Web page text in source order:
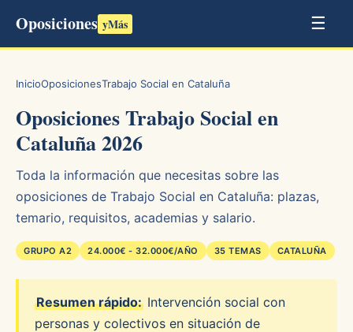
Oposiciones yMás ☰
InicioOposicionesTrabajo Social en Cataluña
Oposiciones Trabajo Social en
Cataluña 2026
Toda la información que necesitas sobre las
oposiciones de Trabajo Social en Cataluña: plazas,
temario, requisitos, academias y salario.
GRUPO A2 24.000€ - 32.000€/AÑO 35 TEMAS CATALUÑA
Resumen rápido: Intervención social con
personas y colectivos en situación de